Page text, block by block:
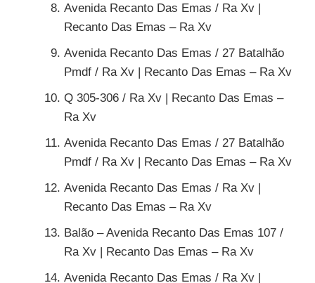
Avenida Recanto Das Emas / Ra Xv |
Recanto Das Emas – Ra Xv
Avenida Recanto Das Emas / 27 Batalhão
Pmdf / Ra Xv | Recanto Das Emas – Ra Xv
Q 305-306 / Ra Xv | Recanto Das Emas –
Ra Xv
Avenida Recanto Das Emas / 27 Batalhão
Pmdf / Ra Xv | Recanto Das Emas – Ra Xv
Avenida Recanto Das Emas / Ra Xv |
Recanto Das Emas – Ra Xv
Balão – Avenida Recanto Das Emas 107 /
Ra Xv | Recanto Das Emas – Ra Xv
Avenida Recanto Das Emas / Ra Xv |